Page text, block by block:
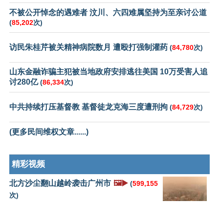
不被公开悼念的遇难者 汶川、六四难属坚持为至亲讨公道
(85,202次)
访民朱桂芹被关精神病院数月 遭殴打强制灌药 (84,780次)
山东金融诈骗主犯被当地政府安排逃往美国 10万受害人追
讨280亿(86,334次)
中共持续打压基督教 基督徒龙克海三度遭刑拘 (84,729次)
(更多民间维权文章......)
精彩视频
北方沙尘翻山越岭袭击广州市 🖼️▶️ (599,155
次)